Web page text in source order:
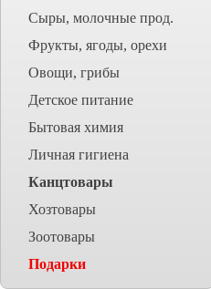
Сыры, молочные прод.
Фрукты, ягоды, орехи
Овощи, грибы
Детское питание
Бытовая химия
Личная гигиена
Канцтовары
Хозтовары
Зоотовары
Подарки